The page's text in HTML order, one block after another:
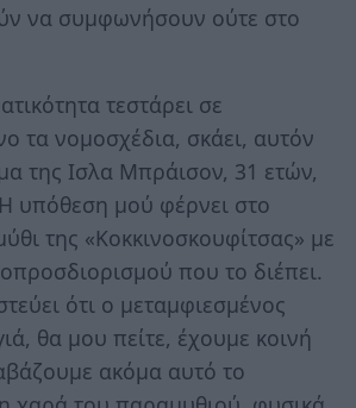
να συμφωνήσουν ούτε στο
τεστάρει σε
τα νομοσχέδια, σκάει, αυτόν
της Ισλα Μπράισον, 31 ετών,
υπόθεση μού φέρνει στο
της «Κοκκινοσκουφίτσας» με
που το διέπει.
ότι ο μεταμφιεσμένος
θα μου πείτε, έχουμε κοινή
ακόμα αυτό το